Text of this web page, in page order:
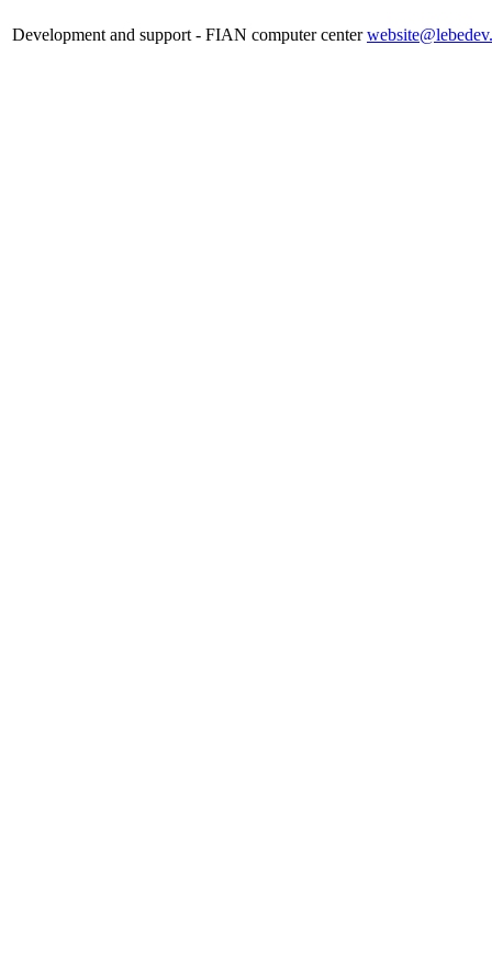
Development and support - FIAN computer center